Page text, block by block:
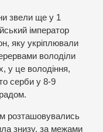
звели ще у 1
імператор
яку укріплювали
володіли
у це володіння,
серби у 8-9
розташовувались
знизу, за межами